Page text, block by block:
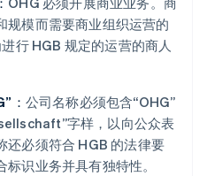
规模而需要商业组织运营的
行 HGB 规定的运营的商人
： 公司名称必须包含“OHG”
字样，以向公众表
还必须符合 HGB 的法律要
识业务并具有独特性。